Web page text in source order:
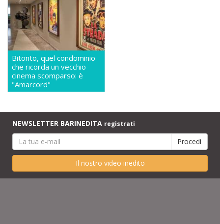
Bitonto, quel condominio
che ricorda un vecchio
cinema scomparso: è
"Amarcord"
NEWSLETTER BARINEDITA registrati
Il nostro video inedito